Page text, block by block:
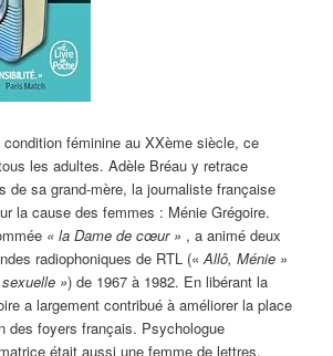
féminine au XXème siècle, ce
les adultes. Adèle Bréau y retrace
de sa grand-mère, la journaliste française
la cause des femmes : Ménie Grégoire.
« la Dame de cœur » , a animé deux
radiophoniques de RTL («Allô, Ménie »
») de 1967 à 1982. En libérant la
a largement contribué à améliorer la place
des foyers français. Psychologue
était aussi une femme de lettres,